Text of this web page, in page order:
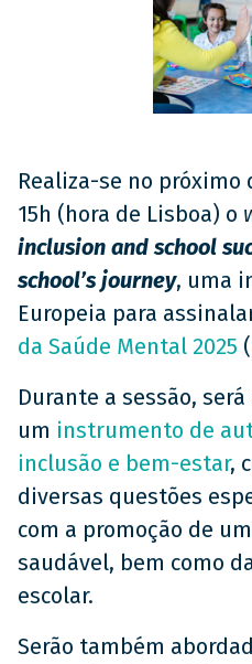
Realiza-se no próximo
15h (hora de Lisboa) o
inclusion and school
school’s journey, uma
Europeia para
da Saúde Mental 2025
Durante a sessão,
um instrumento de
inclusão e bem-estar,
diversas questões
com a promoção de
saudável, bem como
escolar.
Serão também